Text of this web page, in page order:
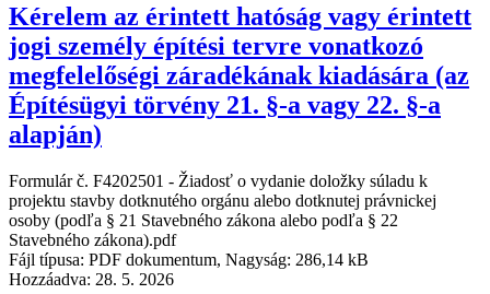
Kérelem az érintett hatóság vagy érintett
jogi személy építési tervre vonatkozó
megfelelőségi záradékának kiadására (az
Építésügyi törvény 21. §-a vagy 22. §-a
alapján)
Formulár č. F4202501 - Žiadosť o vydanie doložky súladu k
projektu stavby dotknutého orgánu alebo dotknutej právnickej
osoby (podľa § 21 Stavebného zákona alebo podľa § 22
Stavebného zákona).pdf
Fájl típusa: PDF dokumentum, Nagyság: 286,14 kB
Hozzáadva: 28. 5. 2026